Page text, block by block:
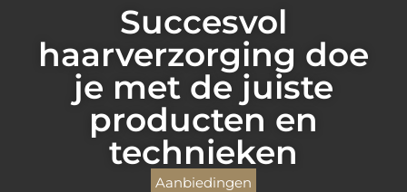
Succesvol
haarverzorging doe
je met de juiste
producten en
technieken
Aanbiedingen